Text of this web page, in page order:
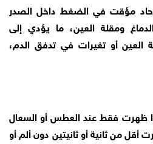
مؤقت في الضغط داخل الصدر
ومقلة العين، ما يؤدي إلى
العين أو تغيرات في تدفق الدم،
ظهرت فقط عند العطس أو السعال
أقل من ثانية أو ثانيتين دون ألم أو